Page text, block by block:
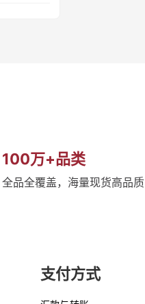
100万+品类
全品全覆盖，海量现货高品质
支付方式